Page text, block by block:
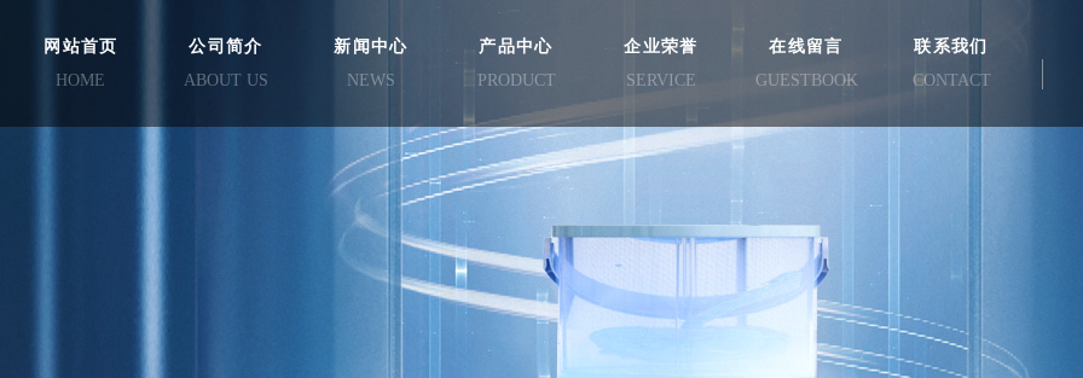
网站首页
HOME
公司简介
ABOUT US
新闻中心
NEWS
产品中心
PRODUCT
企业荣誉
SERVICE
在线留言
GUESTBOOK
联系我们
CONTACT